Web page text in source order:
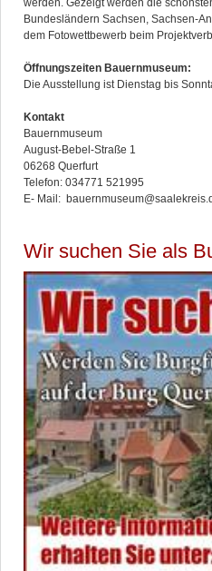
Bundesländern Sachsen, Sachsen-
dem Fotowettbewerb beim
Öffnungszeiten Bauernmuseum:
Die Ausstellung ist Dienstag bis
Kontakt
Bauernmuseum
August-Bebel-
06268 Querfurt
Telefon: 034771 521995
E- Mail:
Wir suchen Sie als